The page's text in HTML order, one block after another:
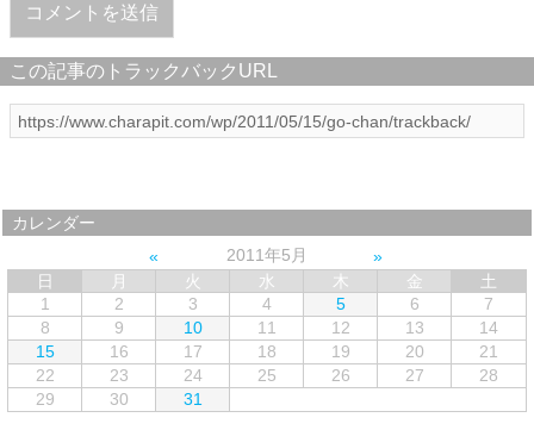
この記事のトラックバックURL
カレンダー
2011年5月
日
月 火 水 木 金
土
1
2 3 4 5 6
7
8
9 10 11 12 13
14
15
16 17 18 19 20
21
22
23 24 25 26 27
28
29
30 31